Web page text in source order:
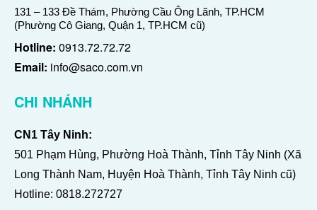
131 – 133 Đề Thám, Phường Cầu Ông Lãnh, TP.HCM
(Phường Cô Giang, Quận 1, TP.HCM cũ)
Hotline: 0913.72.72.72
Email: info@saco.com.vn
CHI NHÁNH
CN1 Tây Ninh:
501 Phạm Hùng, Phường Hoà Thành, Tỉnh Tây Ninh (Xã
Long Thành Nam, Huyện Hoà Thành, Tỉnh Tây Ninh cũ)
Hotline: 0818.272727